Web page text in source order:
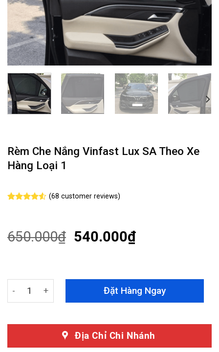
Rèm Che Nắng Vinfast Lux SA Theo Xe
Hàng Loại 1
based on
customer
(68 customer reviews)
650.000₫ 540.000₫
Rèm Che Nắng Vinfast Lux SA Theo Xe Hàng Loại 1
Đặt Hàng Ngay
Địa Chỉ Chi Nhánh